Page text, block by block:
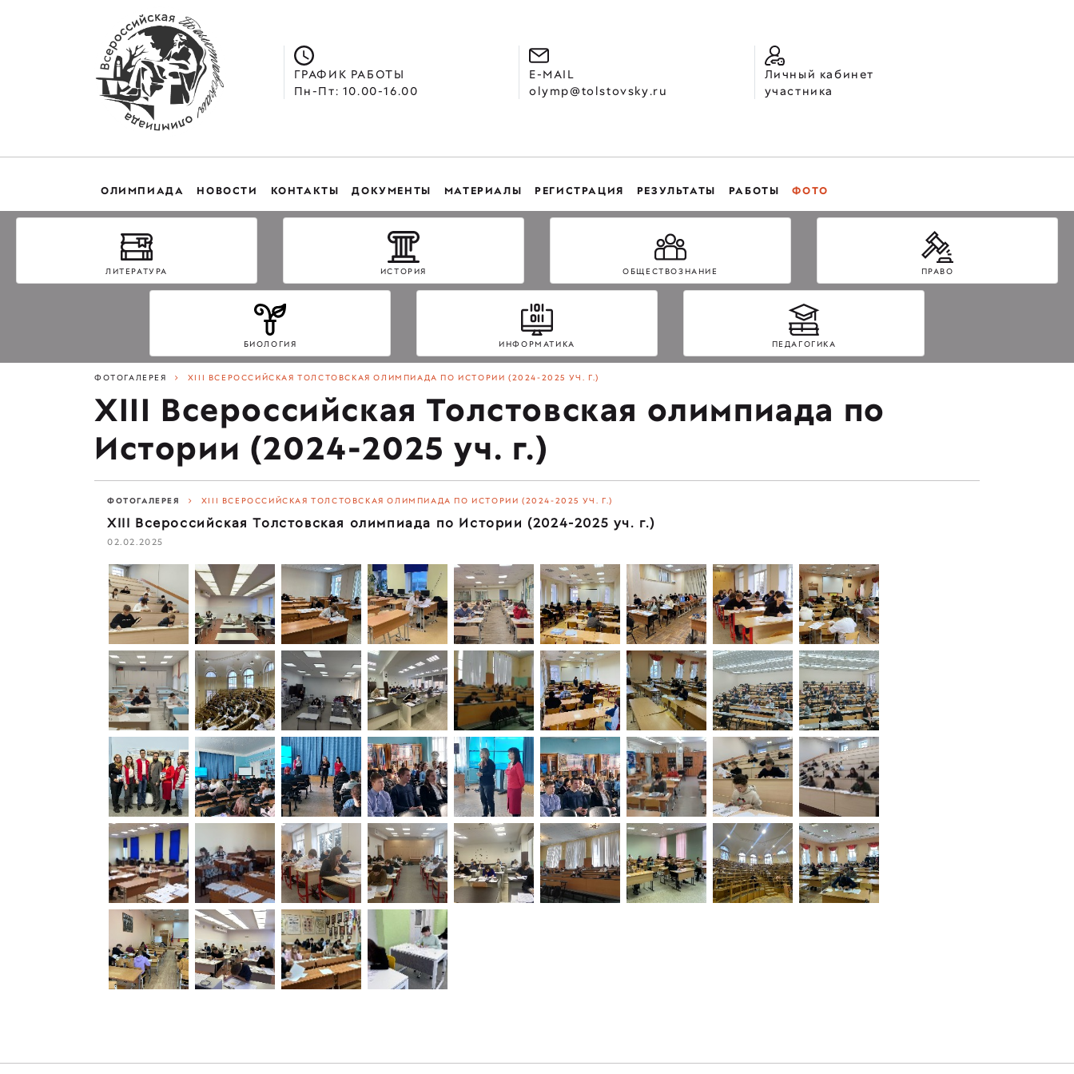
ГРАФИК РАБОТЫ
Пн-Пт: 10.00-16.00
E-MAIL
olymp@tolstovsky.ru
Личный кабинет
участника
ОЛИМПИАДА НОВОСТИ КОНТАКТЫ ДОКУМЕНТЫ МАТЕРИАЛЫ РЕГИСТРАЦИЯ РЕЗУЛЬТАТЫ РАБОТЫ ФОТО
ЛИТЕРАТУРА ИСТОРИЯ ОБЩЕСТВОЗНАНИЕ ПРАВО
БИОЛОГИЯ ИНФОРМАТИКА ПЕДАГОГИКА
ФОТОГАЛЕРЕЯ XIII ВСЕРОССИЙСКАЯ ТОЛСТОВСКАЯ ОЛИМПИАДА ПО ИСТОРИИ (2024-2025 УЧ. Г.)
XIII Всероссийская Толстовская олимпиада по
Истории (2024-2025 уч. г.)
ФОТОГАЛЕРЕЯ XIII ВСЕРОССИЙСКАЯ ТОЛСТОВСКАЯ ОЛИМПИАДА ПО ИСТОРИИ (2024-2025 УЧ. Г.)
XIII Всероссийская Толстовская олимпиада по Истории (2024-2025 уч. г.)
02.02.2025